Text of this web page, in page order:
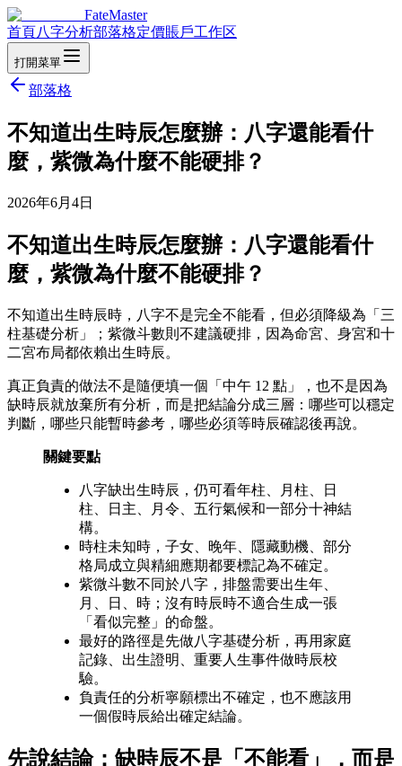
FateMaster
首頁八字分析部落格定價賬戶工作区
打開菜單
部落格
不知道出生時辰怎麼辦：八字還能看什
麼，紫微為什麼不能硬排？
2026年6月4日
不知道出生時辰怎麼辦：八字還能看什
麼，紫微為什麼不能硬排？
不知道出生時辰時，八字不是完全不能看，但必須降級為「三
柱基礎分析」；紫微斗數則不建議硬排，因為命宮、身宮和十
二宮布局都依賴出生時辰。
真正負責的做法不是隨便填一個「中午 12 點」，也不是因為
缺時辰就放棄所有分析，而是把結論分成三層：哪些可以穩定
判斷，哪些只能暫時參考，哪些必須等時辰確認後再說。
關鍵要點
八字缺出生時辰，仍可看年柱、月柱、日
柱、日主、月令、五行氣候和一部分十神結
構。
時柱未知時，子女、晚年、隱藏動機、部分
格局成立與精細應期都要標記為不確定。
紫微斗數不同於八字，排盤需要出生年、
月、日、時；沒有時辰時不適合生成一張
「看似完整」的命盤。
最好的路徑是先做八字基礎分析，再用家庭
記錄、出生證明、重要人生事件做時辰校
驗。
負責任的分析寧願標出不確定，也不應該用
一個假時辰給出確定結論。
先說結論：缺時辰不是「不能看」，而是